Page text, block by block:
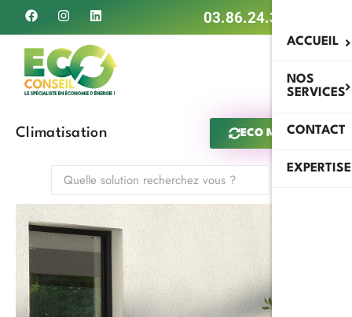
03.86.24.34.79
ACCUEIL
NOS
SERVICES
CONTACT
EXPERTISE
Climatisation ECO MAN IA